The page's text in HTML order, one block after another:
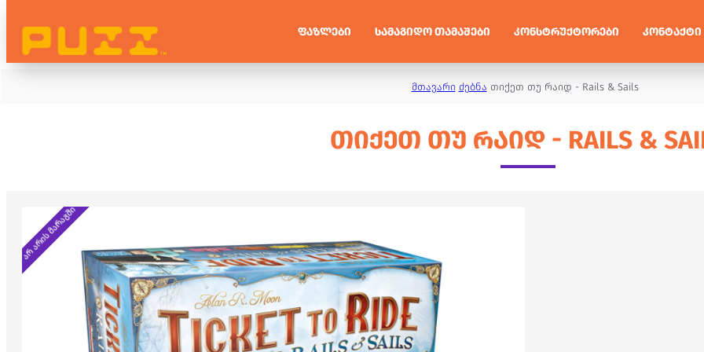
ᲤᲐᲖᲚᲔᲑᲘ ᲡᲐᲛᲐᲒᲘᲓᲝ ᲗᲐᲛᲐᲨᲔᲑᲘ ᲙᲝᲜᲡᲢᲠᲣᲥᲢᲝᲠᲔᲑᲘ ᲙᲝᲜᲢᲐᲥᲢᲘ
მთავარი ძებნა თიქეთ თუ რაიდ - Rails & Sails
ᲗᲘᲥᲔᲗ ᲗᲣ ᲠᲐᲘᲓ - RAILS &
არ არის მარაგში